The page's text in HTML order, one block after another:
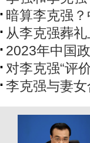
暗算李克强
从李克强葬
2023年中国
对李克强“评
李克强与妻